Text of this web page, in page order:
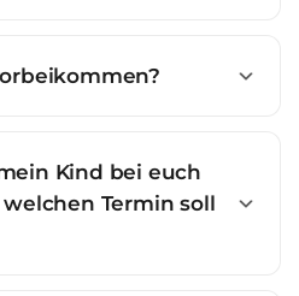
Kind bei euch
Termin soll